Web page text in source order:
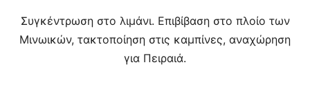
Συγκέντρωση στο λιμάνι. Επιβίβαση στο πλοίο των
Μινωικών, τακτοποίηση στις καμπίνες, αναχώρηση
για Πειραιά.